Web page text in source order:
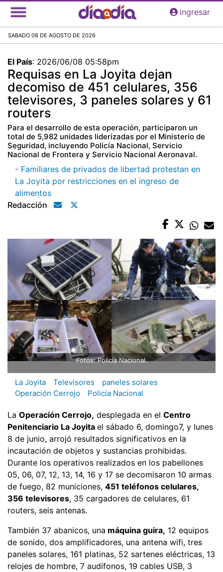
Pasar
al
principal
ingresar
SABADO 08 DE AGOSTO DE 2026
El País: 2026/06/08 05:58pm
Requisas en La Joyita dejan
decomiso de 451 celulares, 356
televisores, 3 paneles solares y 61
routers
Para el desarrollo de esta operación, participaron un
total de 5,982 unidades liderizadas por el Ministerio de
Seguridad, incluyendo Policía Nacional, Servicio
Nacional de Frontera y Servicio Nacional Aeronaval.
- Familiares de privados de libertad protestan en
La Joyita por restricciones en el ingreso de
alimentos
Redacción
Fotos: Policía Nacional.
La Joyita Televisores
paneles solares
Operación Cerrojo
Policía Nacional
La Operación Cerrojo, desplegada en el Centro
Penitenciario La Joyita el sábado 6, domingo7, y lunes
8 de junio, arrojó resultados significativos en la
incautación de objetos y sustancias prohibidas.
Durante los operativos realizados en los pabellones
05, 06, 07, 12, 13, 14, 16 y 17 se decomisaron 10 armas
de fuego, 82 municiones, 451 teléfonos celulares,
356 televisores, 35 cargadores de celulares, 61
routers, seis antenas.
También 37 abanicos, una máquina guira, 12 equipos
de sonido, dos amplificadores, una antena wifi, tres
paneles solares, 161 platinas, 52 sartenes eléctricas, 13
relojes de hombre, 7 audífonos, 19 cables USB, 3